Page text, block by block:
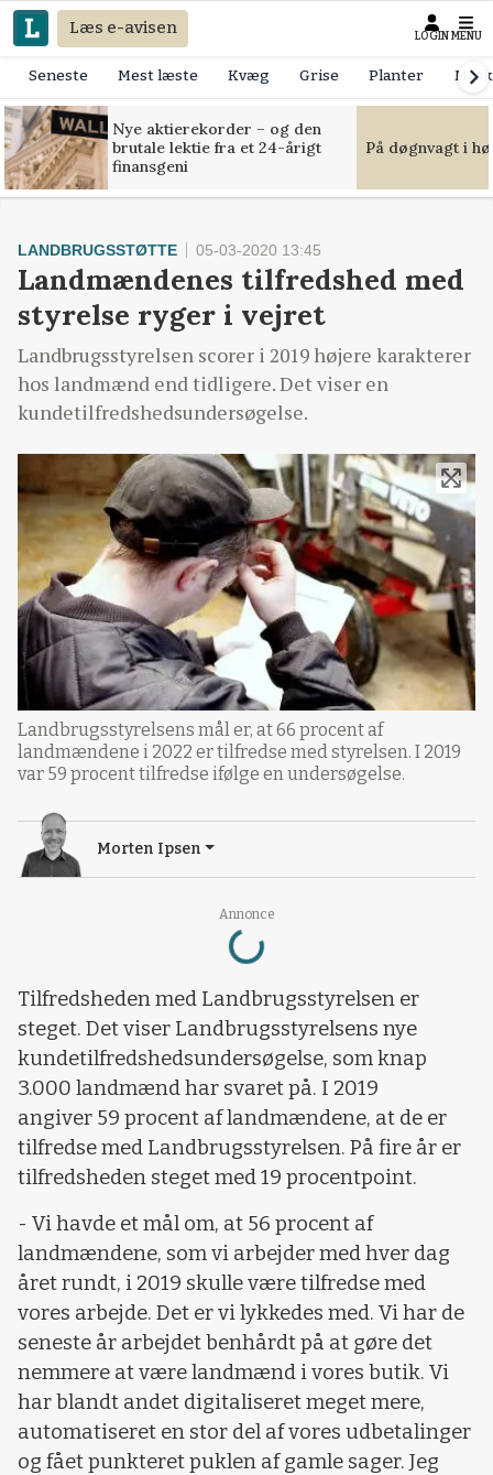
Læs e-avisen LOGIN MENU
Seneste Mest læste Kvæg Grise Planter
Nye aktierekorder – og den
brutale lektie fra et 24-årigt
finansgeni
På døgnvagt i
Annonce
Loading...
LANDBRUGSSTØTTE 05-03-2020 13:45
Landmændenes tilfredshed med
styrelse ryger i vejret
Landbrugsstyrelsen scorer i 2019 højere karakterer
hos landmænd end tidligere. Det viser en
kundetilfredshedsundersøgelse.
Landbrugsstyrelsens mål er, at 66 procent af
landmændene i 2022 er tilfredse med styrelsen. I 2019
var 59 procent tilfredse ifølge en undersøgelse.
Morten Ipsen
Tilfredsheden med Landbrugsstyrelsen er
steget. Det viser Landbrugsstyrelsens nye
kundetilfredshedsundersøgelse, som knap
3.000 landmænd har svaret på. I 2019
angiver 59 procent af landmændene, at de er
tilfredse med Landbrugsstyrelsen. På fire år er
tilfredsheden steget med 19 procentpoint.
- Vi havde et mål om, at 56 procent af
landmændene, som vi arbejder med hver dag
året rundt, i 2019 skulle være tilfredse med
vores arbejde. Det er vi lykkedes med. Vi har de
seneste år arbejdet benhårdt på at gøre det
nemmere at være landmænd i vores butik. Vi
har blandt andet digitaliseret meget mere,
automatiseret en stor del af vores udbetalinger
og fået punkteret puklen af gamle sager. Jeg